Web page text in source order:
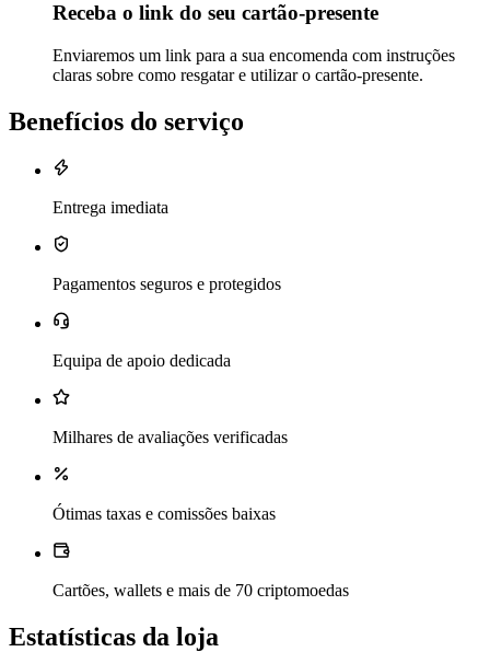
Receba o link do seu cartão-presente
Enviaremos um link para a sua encomenda com instruções
claras sobre como resgatar e utilizar o cartão-presente.
Benefícios do serviço
Entrega imediata
Pagamentos seguros e protegidos
Equipa de apoio dedicada
Milhares de avaliações verificadas
Ótimas taxas e comissões baixas
Cartões, wallets e mais de 70 criptomoedas
Estatísticas da loja